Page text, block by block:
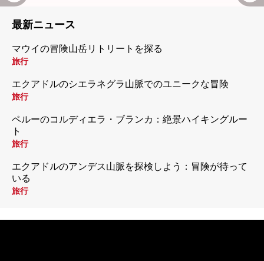
最新ニュース
マウイの冒険山岳リトリートを探る
旅行
エクアドルのシエラネグラ山脈でのユニークな冒険
旅行
ペルーのコルディエラ・ブランカ：絶景ハイキングルー
ト
旅行
エクアドルのアンデス山脈を探検しよう：冒険が待って
いる
旅行